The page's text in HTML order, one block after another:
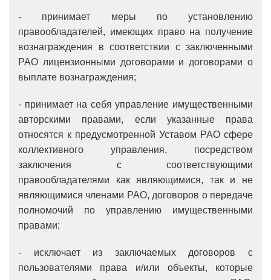
- принимает меры по установлению
правообладателей, имеющих право на получение
вознаграждения в соответствии с заключенными
РАО лицензионными договорами и договорами о
выплате вознаграждения;
- принимает на себя управление имущественными
авторскими правами, если указанные права
относятся к предусмотренной Уставом РАО сфере
коллективного управления, посредством
заключения с соответствующими
правообладателями как являющимися, так и не
являющимися членами РАО, договоров о передаче
полномочий по управлению имущественными
правами;
- исключает из заключаемых договоров с
пользователями права и/или объекты, которые